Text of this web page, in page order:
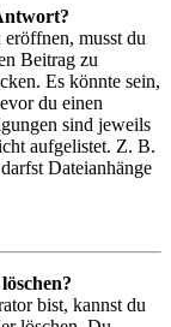
musst du
Beitrag zu
Es könnte sein,
du einen
sind jeweils
aufgelistet. Z. B.
Dateianhänge
bist, kannst du